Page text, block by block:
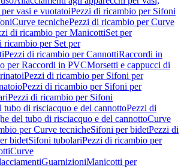
vasi e vuotatoiPezzi di ricambio per Sifoni
Curve tecnichePezzi di ricambio per Curve
di ricambio per ManicottiSet per
ricambio per Set per
Pezzi di ricambio per CannottiRaccordi in
per Raccordi in PVCMorsetti e cappucci di
Pezzi di ricambio per Sifoni per
Pezzi di ricambio per Sifoni per
Pezzi di ricambio per Sifoni
tubo di risciacquo e del cannottoPezzi di
del tubo di risciacquo e del cannottoCurve
per Curve tecnicheSifoni per bidetPezzi di
bidetSifoni tubolariPezzi di ricambio per
Curve
GuarnizioniManicotti per